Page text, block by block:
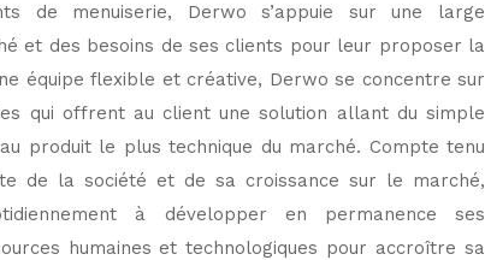
de menuiserie, Derwo s’appuie sur une large
et des besoins de ses clients pour leur proposer la
équipe flexible et créative, Derwo se concentre sur
qui offrent au client une solution allant du simple
produit le plus technique du marché. Compte tenu
de la société et de sa croissance sur le marché,
à développer en permanence ses
humaines et technologiques pour accroître sa